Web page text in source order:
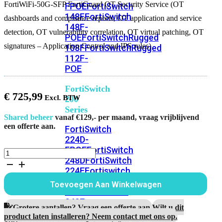
FPOEFortiSwitch
148FFortiSwitch
148F-
POEFortiSwitchRugged
108FFortiSwitchRugged
112F-
POE
FortiSwitch
200
Series
FortiSwitch
224D-
FPOEFortiSwitch
248DFortiSwitch
224EFortiswitch
224E-
POEFortiSwitch
248E-
POE
FortiSwitch
FortiWiFi-50G-SFP FortiGuard OT Security Service (OT
dashboards and compliance reports, OT application and service
detection, OT vulnerability correlation, OT virtual patching, OT
signatures – Application Control and IPS rules)
€ 725,99
Shared beheer vanaf €129,- per maand, vraag vrijblijvend
een offerte aan.
FortiWiFi-
50G-
5
Jaar
FortiGuard
OT
Security
Toevoegen Aan Winkelwagen
Grotere aantallen? Vraag een offerte aan.Wilt u dit
product laten installeren? Neem contact met ons op.